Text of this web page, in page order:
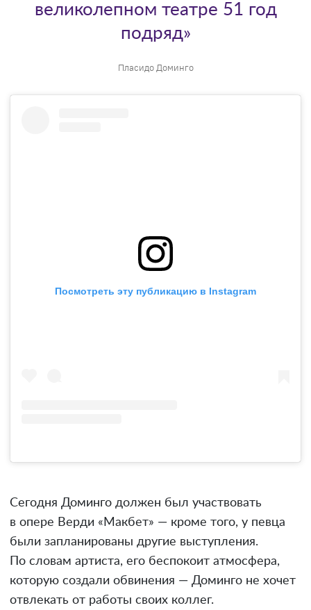
Пласидо Доминго
великолепном театре 51 год
подряд»
Посмотреть эту публикацию в Instagram
Сегодня Доминго должен был участвовать
в опере Верди «Макбет» — кроме того, у певца
были запланированы другие выступления.
По словам артиста, его беспокоит атмосфера,
которую создали обвинения — Доминго не хочет
отвлекать от работы своих коллег.